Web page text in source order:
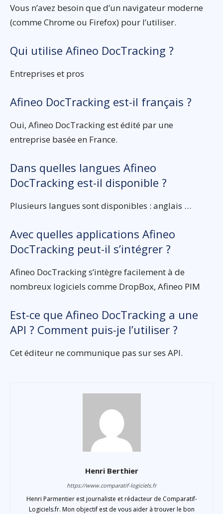
Vous n’avez besoin que d’un navigateur moderne
(comme Chrome ou Firefox) pour l’utiliser.
Qui utilise Afineo DocTracking ?
Entreprises et pros
Afineo DocTracking est-il français ?
Oui, Afineo DocTracking est édité par une
entreprise basée en France.
Dans quelles langues Afineo
DocTracking est-il disponible ?
Plusieurs langues sont disponibles : anglais …
Avec quelles applications Afineo
DocTracking peut-il s’intégrer ?
Afineo DocTracking s’intègre facilement à de
nombreux logiciels comme DropBox, Afineo PIM
Est-ce que Afineo DocTracking a une
API ? Comment puis-je l’utiliser ?
Cet éditeur ne communique pas sur ses API.
Henri Berthier
https://www.comparatif-logiciels.fr
Henri Parmentier est journaliste et rédacteur de Comparatif-
Logiciels.fr. Mon objectif est de vous aider à trouver le bon